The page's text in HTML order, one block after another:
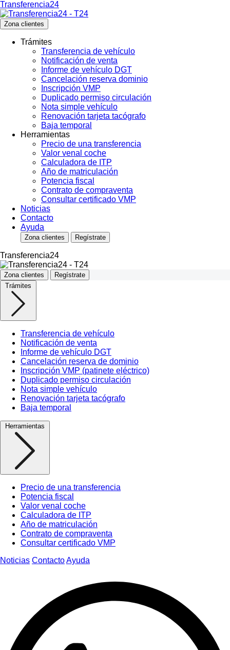
Transferencia24
Zona clientes
Trámites
Transferencia de vehículo
Notificación de venta
Informe de vehículo DGT
Cancelación reserva dominio
Inscripción VMP
Duplicado permiso circulación
Nota simple vehículo
Renovación tarjeta tacógrafo
Baja temporal
Herramientas
Precio de una transferencia
Valor venal coche
Calculadora de ITP
Año de matriculación
Potencia fiscal
Contrato de compraventa
Consultar certificado VMP
Noticias
Contacto
Ayuda
Zona clientes Regístrate
Transferencia24
Zona clientes
Regístrate
Trámites
Transferencia de vehículo
Notificación de venta
Informe de vehículo DGT
Cancelación reserva de dominio
Inscripción VMP (patinete eléctrico)
Duplicado permiso circulación
Nota simple vehículo
Renovación tarjeta tacógrafo
Baja temporal
Herramientas
Precio de una transferencia
Potencia fiscal
Valor venal coche
Calculadora de ITP
Año de matriculación
Contrato de compraventa
Consultar certificado VMP
Noticias ContactoAyuda